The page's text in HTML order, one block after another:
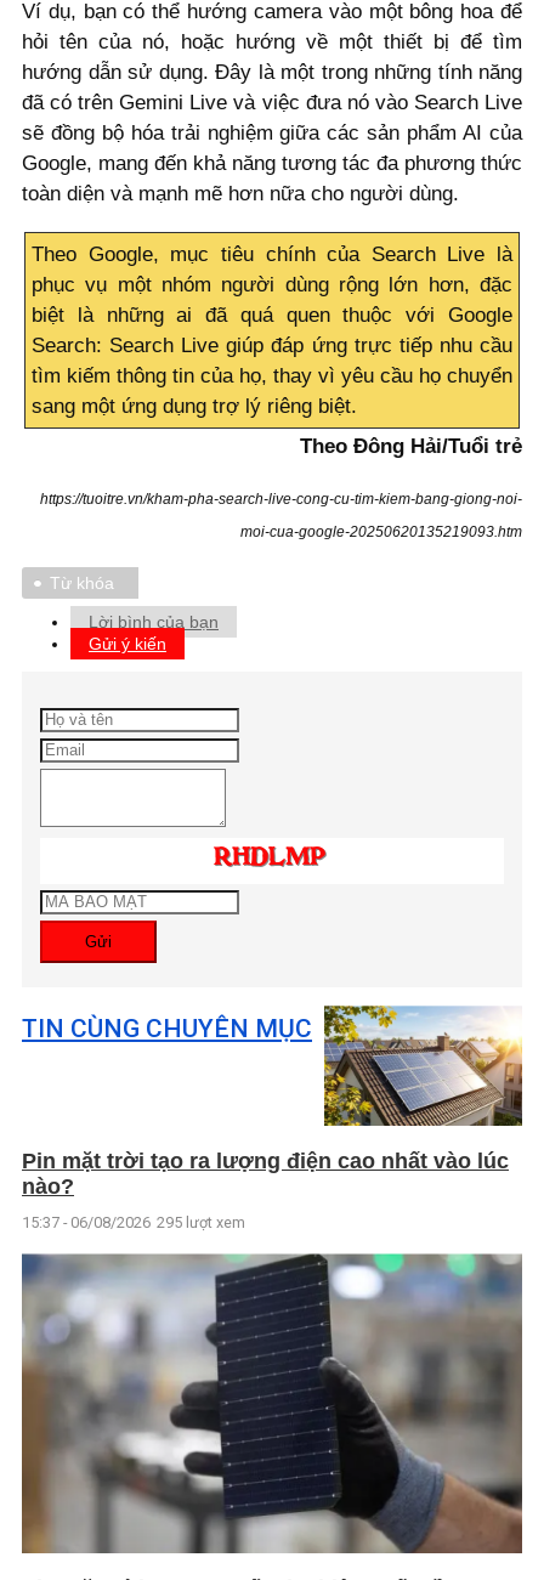
Ví dụ, bạn có thể hướng camera vào một bông hoa để
hỏi tên của nó, hoặc hướng về một thiết bị để tìm
hướng dẫn sử dụng. Đây là một trong những tính năng
đã có trên Gemini Live và việc đưa nó vào Search Live
sẽ đồng bộ hóa trải nghiệm giữa các sản phẩm AI của
Google, mang đến khả năng tương tác đa phương thức
toàn diện và mạnh mẽ hơn nữa cho người dùng.
Theo Google, mục tiêu chính của Search Live là
phục vụ một nhóm người dùng rộng lớn hơn, đặc
biệt là những ai đã quá quen thuộc với Google
Search: Search Live giúp đáp ứng trực tiếp nhu cầu
tìm kiếm thông tin của họ, thay vì yêu cầu họ chuyển
sang một ứng dụng trợ lý riêng biệt.
Theo Đông Hải/Tuổi trẻ
https://tuoitre.vn/kham-pha-search-live-cong-cu-tim-kiem-bang-giong-noi-
moi-cua-google-20250620135219093.htm
Từ khóa
Lời bình của bạn
Gửi ý kiến
Gửi
TIN CÙNG CHUYÊN MỤC
Pin mặt trời tạo ra lượng điện cao nhất vào lúc
nào?
15:37 - 06/08/2026 295 lượt xem